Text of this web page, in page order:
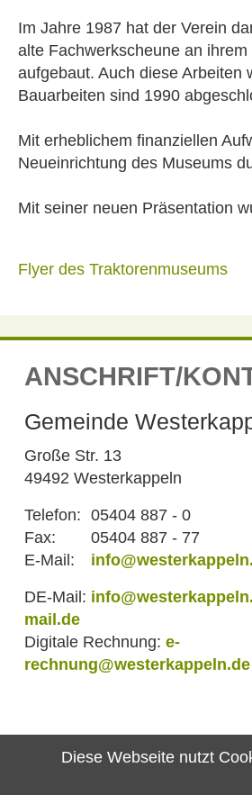
Im Jahre 1987 hat der Verein
alte Fachwerkscheune an
aufgebaut. Auch diese Arbeiten
Bauarbeiten sind 1990
Mit erheblichem finanziellen
Neueinrichtung des Museums
Mit seiner neuen Präsentation
Flyer des Traktorenmuseums
ANSCHRIFT/
Gemeinde
Große Str. 13
49492 Westerkappeln
Telefon: 05404 887 - 0
Fax:
05404 887 - 77
E-Mail:
DE-Mail:
mail.de
Digitale Rechnung: e-
rechnung@westerkappeln.de
Diese Webseite nutzt